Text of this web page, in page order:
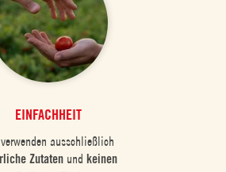
EINFACHHEIT
ausschließlich
Zutaten und keinen